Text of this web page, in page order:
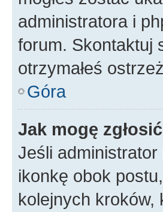
administratora i
forum. Skontaktuj
otrzymałeś
Góra
Jak mogę
Jeśli administrator
ikonkę obok
kolejnych kroków,